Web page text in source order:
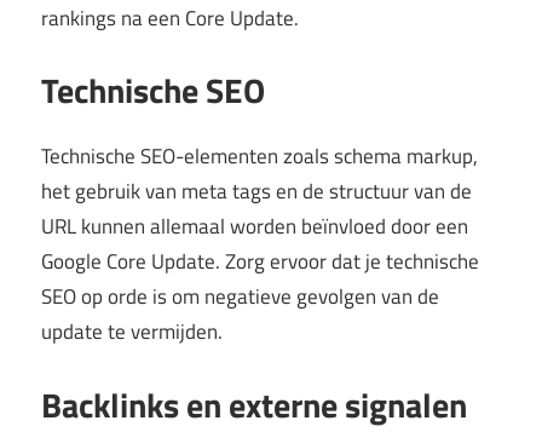
rankings na een Core Update.
Technische SEO
Technische SEO-elementen zoals schema markup,
het gebruik van meta tags en de structuur van de
URL kunnen allemaal worden beïnvloed door een
Google Core Update. Zorg ervoor dat je technische
SEO op orde is om negatieve gevolgen van de
update te vermijden.
Backlinks en externe signalen